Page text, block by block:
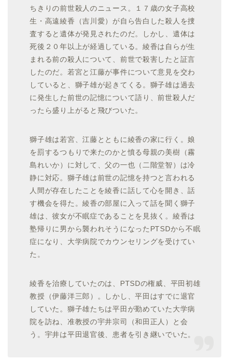
ちきりの前世殺人のニュース。１７歳の女子高校
生・ 高遠綾香（吉川愛） が自ら告白した殺人を捜
査すると遺体が発見されたのだ。しかし、遺体は
死後２０年以上が経過している。綾香は自らが生
まれる前の殺人について、前世で殺害したと証言
したのだ。若宮と江藤が事件について意見を交わ
していると、獅子雄が起きてくる。獅子雄は過去
に発生した前世の記憶について語り、前世殺人だ
ったら盛り上がると飛びついた。
獅子雄は若宮、江藤とともに綾香の家に行く。娘
を罰するつもりで来たのかと憤る母親の美樹（霧
島れいか） に対して、父の一也（二階堂智） は冷
静に対応。獅子雄は前世の記憶を持つと言われる
人間が存在したことを綾香に話して心を開き、話
す機会を得た。綾香の部屋に入って話を聞く獅子
雄は、彼女が不眠症であることを見抜く。綾香は
塾帰りに男から襲われそうになったPTSDから不眠
症になり、大学病院でカウンセリングを受けてい
た。
綾香を治療していたのは、PTSDの権威、 平田初雄
教授（伊藤洋三郎）
。しかし、平田はすでに退官
していた。獅子雄たちは平田が勤めていた大学病
院を訪ね、准教授の宇井宗司（和田正人）
と会
う。宇井は平田退官後、患者を引き継いでいた。